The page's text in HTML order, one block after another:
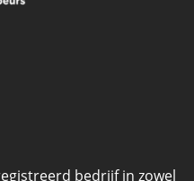
bedrijf in zowel